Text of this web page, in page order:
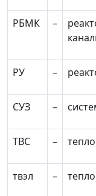
РБМК –
РУ –
СУЗ –
ТВС –
твэл –